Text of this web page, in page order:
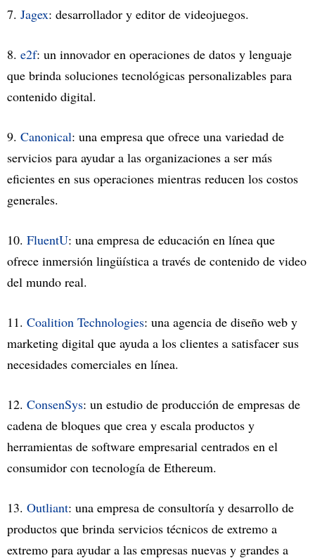
7. Jagex: desarrollador y editor de videojuegos.
8. e2f: un innovador en operaciones de datos y lenguaje
que brinda soluciones tecnológicas personalizables para
contenido digital.
9. Canonical: una empresa que ofrece una variedad de
servicios para ayudar a las organizaciones a ser más
eficientes en sus operaciones mientras reducen los costos
generales.
10. FluentU: una empresa de educación en línea que
ofrece inmersión lingüística a través de contenido de video
del mundo real.
11. Coalition Technologies: una agencia de diseño web y
marketing digital que ayuda a los clientes a satisfacer sus
necesidades comerciales en línea.
12. ConsenSys: un estudio de producción de empresas de
cadena de bloques que crea y escala productos y
herramientas de software empresarial centrados en el
consumidor con tecnología de Ethereum.
13. Outliant: una empresa de consultoría y desarrollo de
productos que brinda servicios técnicos de extremo a
extremo para ayudar a las empresas nuevas y grandes a